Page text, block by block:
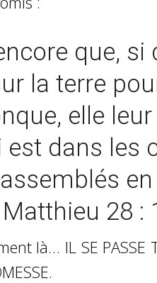
que, si
la terre
elle
dans les
Matthieu 28 :
là… IL SE PASSE